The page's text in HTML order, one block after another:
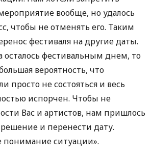
вообще, но удалось
чтобы не отменять его. Таким
фестиваля на другие даты.
осталось фестивальным днем, то
вероятность, что
просто не состояться и весь
испорчен. Чтобы не
Вас и артистов, нам пришлось
и перенести дату.
понимание ситуации».